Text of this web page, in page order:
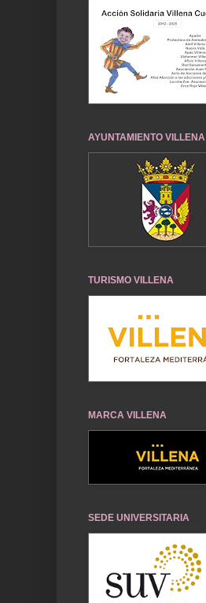
AYUNTAMIENTO VILLENA
TURISMO VILLENA
MARCA VILLENA
SEDE UNIVERSITARIA